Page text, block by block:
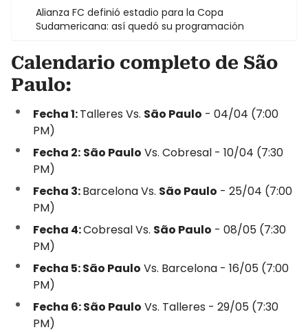
Alianza FC definió estadio para la Copa
Sudamericana: así quedó su programación
Calendario completo de São
Paulo:
Fecha 1:Talleres Vs. São Paulo - 04/04 (7:00
PM)
Fecha 2: São Paulo Vs. Cobresal - 10/04 (7:30
PM)
Fecha 3:Barcelona Vs. São Paulo - 25/04 (7:00
PM)
Fecha 4:Cobresal Vs. São Paulo - 08/05 (7:30
PM)
Fecha 5:São Paulo Vs. Barcelona - 16/05 (7:00
PM)
Fecha 6:São Paulo Vs. Talleres - 29/05 (7:30
PM)